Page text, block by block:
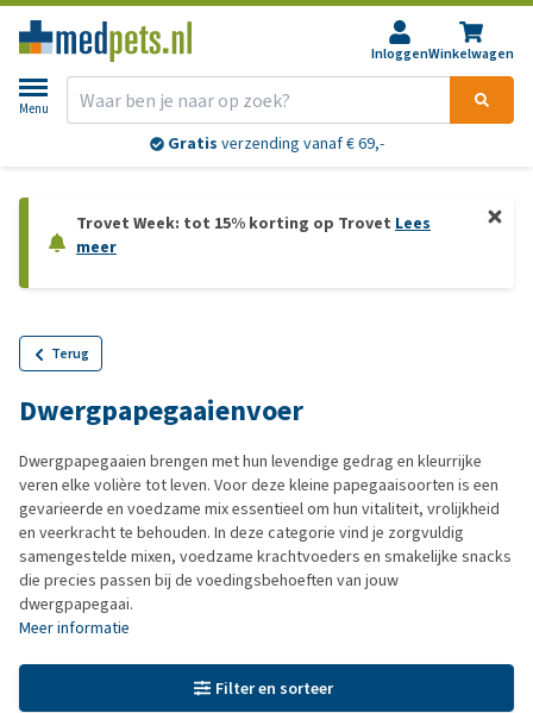
InloggenWinkelwagen
Menu
Gratis verzending vanaf € 69,-
Trovet Week: tot 15% korting op Trovet Lees
meer
Terug
Dwergpapegaaienvoer
Dwergpapegaaien brengen met hun levendige gedrag en kleurrijke
veren elke volière tot leven. Voor deze kleine papegaaisoorten is een
gevarieerde en voedzame mix essentieel om hun vitaliteit, vrolijkheid
en veerkracht te behouden. In deze categorie vind je zorgvuldig
samengestelde mixen, voedzame krachtvoeders en smakelijke snacks
die precies passen bij de voedingsbehoeften van jouw
dwergpapegaai.
Meer informatie
Filter en sorteer